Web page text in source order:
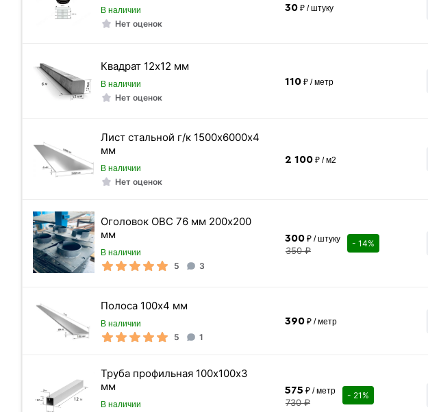
В наличии
Нет оценок
30₽ / штуку
Квадрат 12х12 мм
В наличии
Нет оценок
110₽ / метр
Лист стальной г/к 1500х6000х4
мм
В наличии
Нет оценок
2 100₽ / м2
Оголовок ОВС 76 мм 200х200
мм
В наличии
5 3
300₽ / штуку
350 ₽
- 14%
Полоса 100х4 мм
В наличии
5 1
390₽ / метр
Труба профильная 100х100х3
мм
В наличии
575 ₽ / метр
730 ₽
- 21%
«Быстрый заказ»
Длина
Диаметр лопасти
Диаметр ствола
Страна производства
толщина стенки ствола
толщина лопасти
Метров в 1 тонне